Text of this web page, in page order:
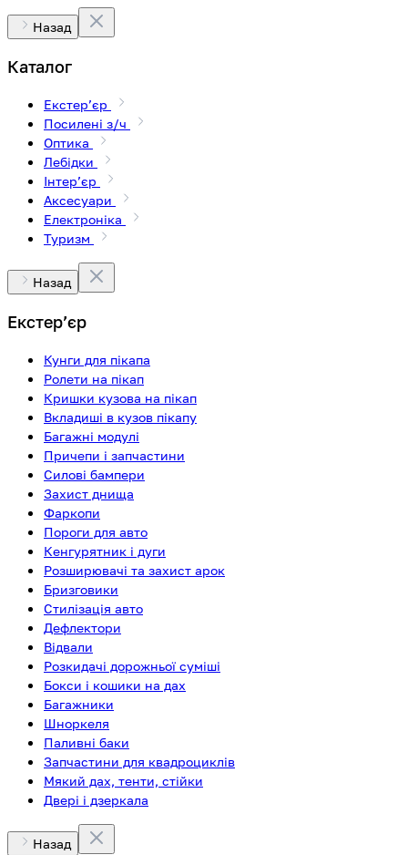
Назад
Каталог
Екстерʼєр
Посилені з/ч
Оптика
Лебідки
Інтерʼєр
Аксесуари
Електроніка
Туризм
Назад
Екстерʼєр
Кунги для пікапа
Ролети на пікап
Кришки кузова на пікап
Вкладиші в кузов пікапу
Багажні модулі
Причепи і запчастини
Силові бампери
Захист днища
Фаркопи
Пороги для авто
Кенгурятник і дуги
Розширювачі та захист арок
Бризговики
Стилізація авто
Дефлектори
Відвали
Розкидачі дорожньої суміші
Бокси і кошики на дах
Багажники
Шноркеля
Паливні баки
Запчастини для квадроциклів
Мякий дах, тенти, стійки
Двері і дзеркала
Назад